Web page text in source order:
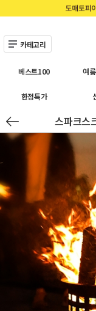
카테고리
베스트100 여
한정특가
스파크스